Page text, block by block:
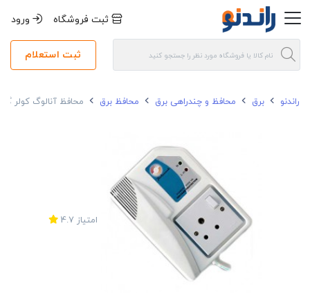
ثبت فروشگاه ورود
ثبت استعلام
راندنو برق محافظ و چندراهی برق محافظ برق محافظ آنالوگ کولر گازی
امتیاز 4.7